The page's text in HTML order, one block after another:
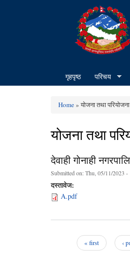
गृहपृष्ठ परिचय
Home» योजना तथा परियोजना
योजना तथा
देवाही गोनाही
Submitted on:Thu, 05/11/2023 -
दस्तावेज:
A.pdf
« first ‹